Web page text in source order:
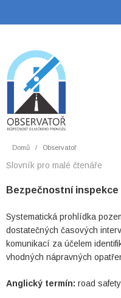
Domů Observatoř
Slovník pro malé čtenáře
Bezpečnostní inspekce
Systematická prohlídka
dostatečných časových
komunikací za účelem
vhodných nápravných
Anglický termín: road